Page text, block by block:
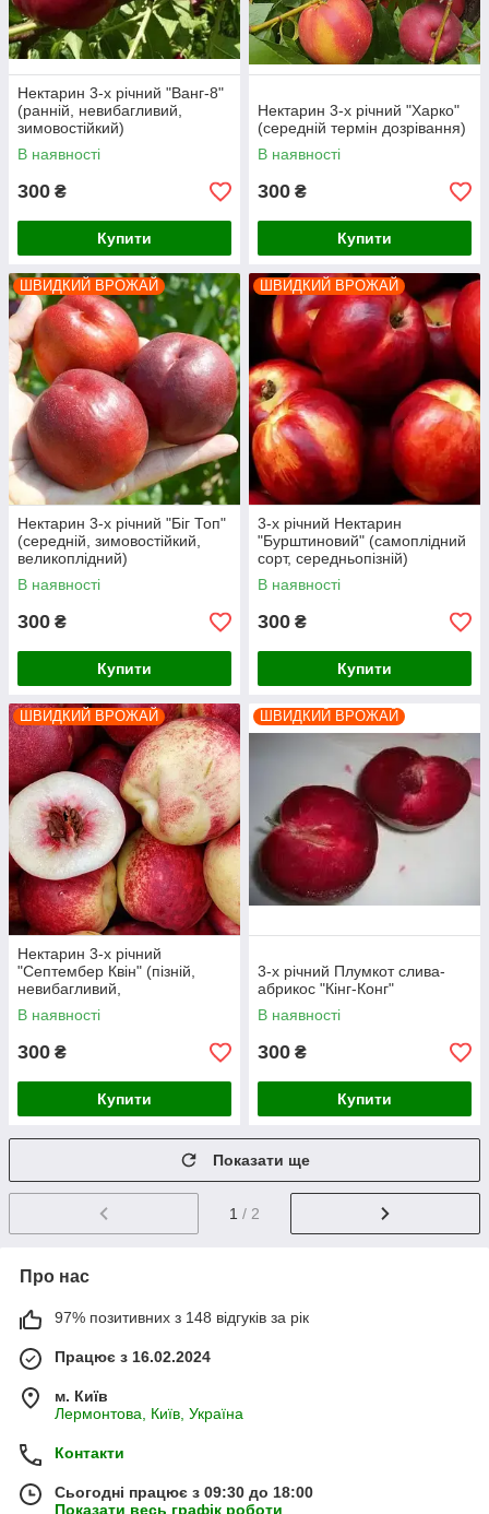
Нектарин 3-х річний "Ванг-8"
(ранній, невибагливий,
зимовостійкий)
В наявності
300 ₴
Купити
Нектарин 3-х річний "Харко"
(середній термін дозрівання)
В наявності
300 ₴
Купити
ШВИДКИЙ ВРОЖАЙ
Нектарин 3-х річний "Біг Топ"
(середній, зимовостійкий,
великоплідний)
В наявності
300 ₴
Купити
ШВИДКИЙ ВРОЖАЙ
3-х річний Нектарин
"Бурштиновий" (самоплідний
сорт, середньопізній)
В наявності
300 ₴
Купити
ШВИДКИЙ ВРОЖАЙ
Нектарин 3-х річний
"Септембер Квін" (пізній,
невибагливий,
великоплідний)
В наявності
300 ₴
Купити
ШВИДКИЙ ВРОЖАЙ
3-х річний Плумкот слива-
абрикос "Кінг-Конг"
В наявності
300 ₴
Купити
Показати ще
1 / 2
Про нас
97% позитивних з 148 відгуків за рік
Працює з 16.02.2024
м. Київ
Лермонтова, Київ, Україна
Контакти
Сьогодні працює з 09:30 до 18:00
Показати весь графік роботи